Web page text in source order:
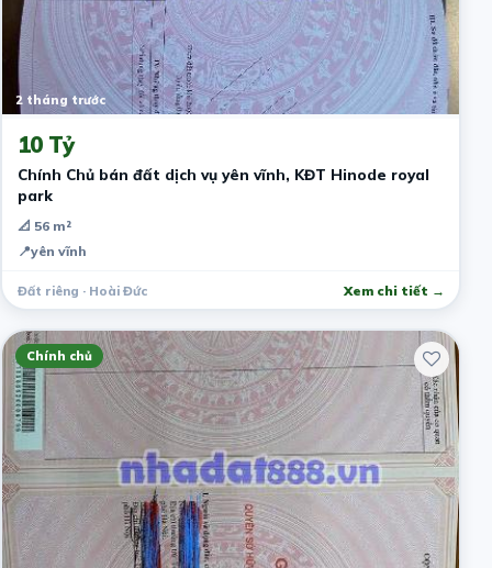
2 tháng trước
10 Tỷ
Chính Chủ bán đất dịch vụ yên vĩnh, KĐT Hinode royal
park
📐 56 m²
📍yên vĩnh
Đất riêng · Hoài Đức Xem chi tiết →
Chính chủ